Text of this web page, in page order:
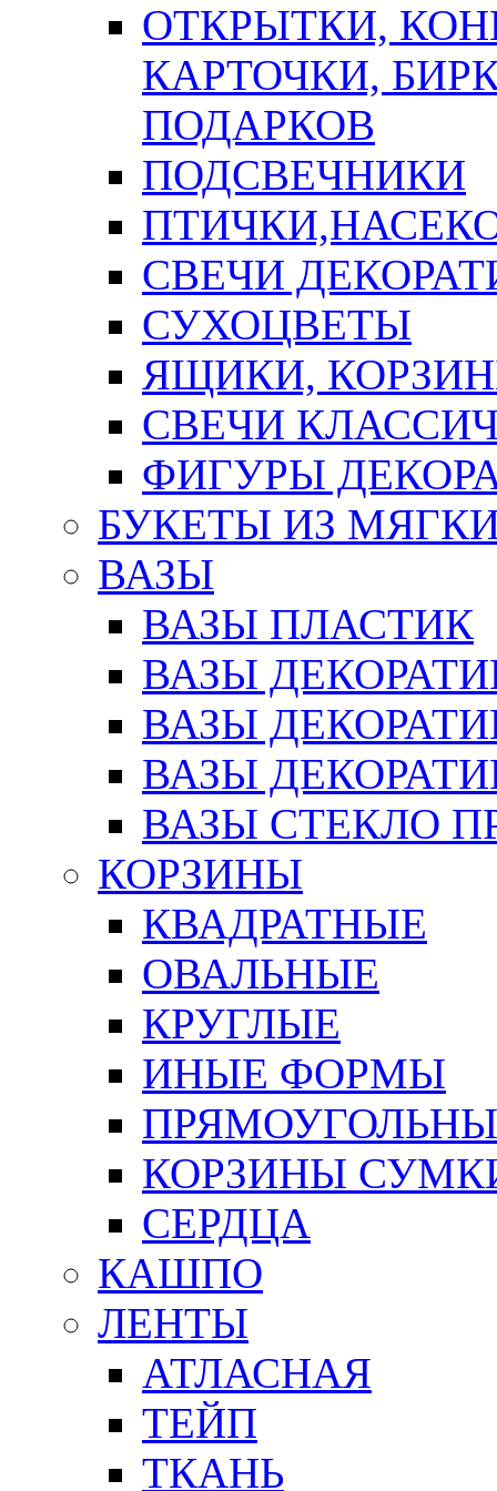
ОТКРЫТКИ,
КАРТОЧКИ,
ПОДАРКОВ
ПОДСВЕЧНИКИ
СВЕЧИ
СУХОЦВЕТЫ
ЯЩИКИ,
СВЕЧИ
ФИГУРЫ
БУКЕТЫ ИЗ
ВАЗЫ
ВАЗЫ ПЛАСТИК
ВАЗЫ
ВАЗЫ
ВАЗЫ
ВАЗЫ СТЕКЛО
КОРЗИНЫ
КВАДРАТНЫЕ
ОВАЛЬНЫЕ
КРУГЛЫЕ
ИНЫЕ ФОРМЫ
КОРЗИНЫ
СЕРДЦА
КАШПО
ЛЕНТЫ
АТЛАСНАЯ
ТЕЙП
ТКАНЬ